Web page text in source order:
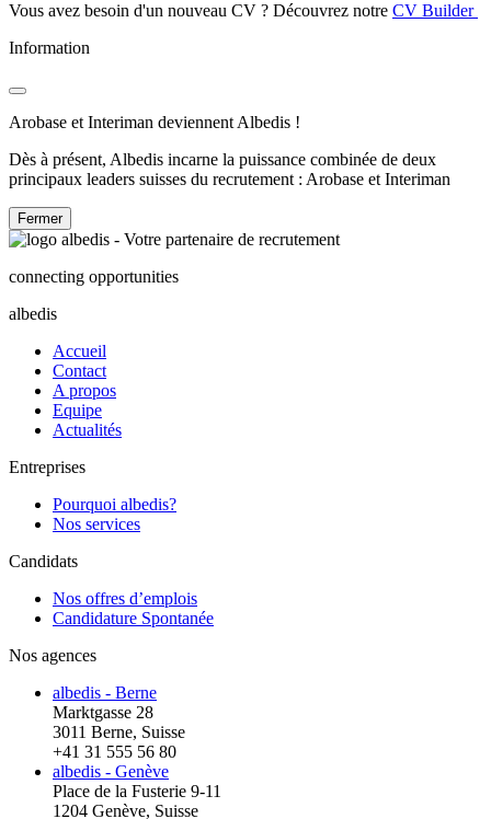
Vous avez besoin d'un nouveau CV ? Découvrez notre CV Builder
Information
Arobase et Interiman deviennent Albedis !
Dès à présent, Albedis incarne la puissance combinée de deux
principaux leaders suisses du recrutement : Arobase et Interiman
Fermer
connecting opportunities
albedis
Accueil
Contact
A propos
Equipe
Actualités
Entreprises
Pourquoi albedis?
Nos services
Candidats
Nos offres d’emplois
Candidature Spontanée
Nos agences
albedis - Berne
Marktgasse 28
3011 Berne, Suisse
+41 31 555 56 80
albedis - Genève
Place de la Fusterie 9-11
1204 Genève, Suisse